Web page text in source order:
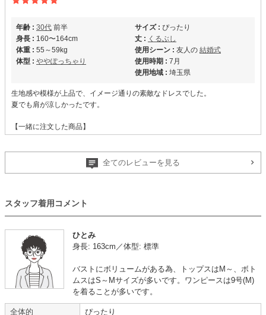
年齢 : 30代 前半
身長 : 160〜164cm
体重 : 55～59kg
体型 : ややぽっちゃり
サイズ : ぴったり
丈 : くるぶし
使用シーン : 友人の 結婚式
使用時期 : 7月
使用地域 : 埼玉県
生地感や模様が上品で、イメージ通りの素敵なドレスでした。
夏でも肩が涼しかったです。
【一緒に注文した商品】
年齢 : 30代
身長 :160〜164cm
体重 :45～49kg
体型 :標準
丈 : ひざより下
使用時期 :7月
使用地域 : 東京都
全てのレビューを見る
スタッフ着用コメント
ひとみ
身長: 163cm／体型: 標準
バストにボリュームがある為、トップスはM～、ボト
ムスはS～Mサイズが多いです。ワンピースは9号(M)
を着ることが多いです。
全体的 ぴったり